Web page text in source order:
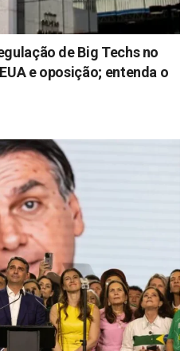
de Big Techs no
e oposição; entenda o